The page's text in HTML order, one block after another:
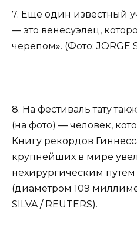
7. Еще один известный
— это венесуэлец,
черепом». (Фото: JORGE
8. На фестиваль тату
(на фото) — человек,
Книгу рекордов
крупнейших в мире
нехирургическим
(диаметром 109
SILVA / REUTERS).